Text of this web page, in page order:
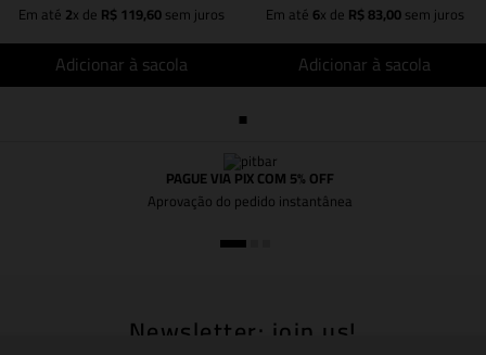
Em até 2x de R$119,60sem juros
Adicionar à sacola
Em até 6x de R$83,00sem juros
Adicionar à sacola
PAGUE VIA PIX COM 5% OFF
Aprovação do pedido instantânea
Newsletter: join us!